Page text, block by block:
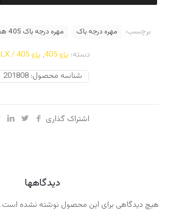
شناسه محصول: 201808
دسته: پژو 405 , پژو 405 / SLX
برچسب: مهره درجه باک مهره درجه باک 405 هفت درجه الومینیومی
اشتراک گذاری
دیدگاهها
هیچ دیدگاهی برای این محصول نوشته نشده است.